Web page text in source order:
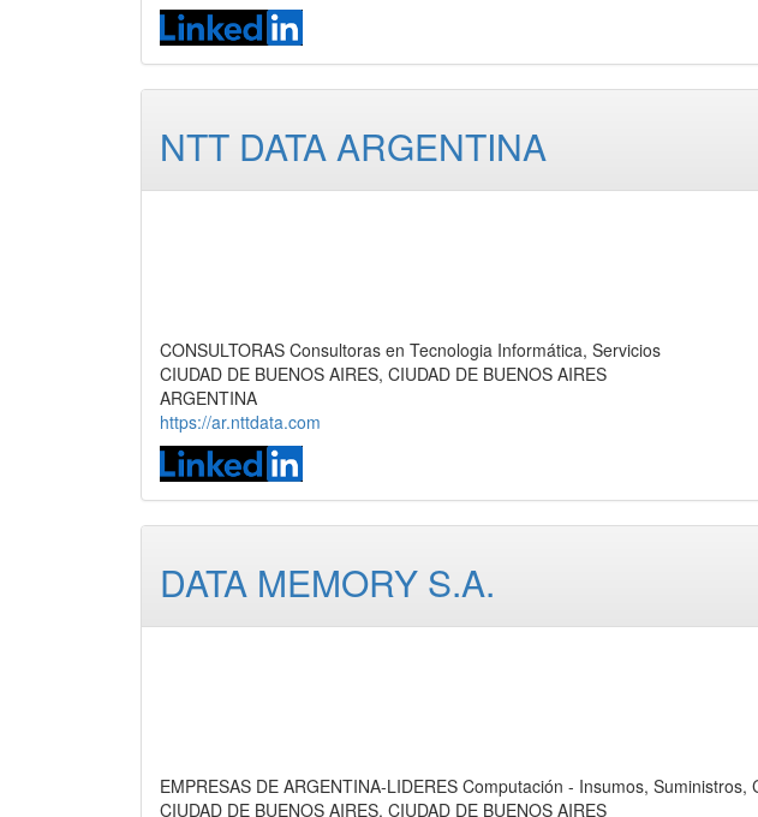
NTT DATA ARGENTINA
CONSULTORAS Consultoras en Tecnologia Informática, Servicios
CIUDAD DE BUENOS AIRES, CIUDAD DE BUENOS AIRES
ARGENTINA
https://ar.nttdata.com
DATA MEMORY S.A.
EMPRESAS DE ARGENTINA-LIDERES Computación - Insumos, Suministros,
CIUDAD DE BUENOS AIRES, CIUDAD DE BUENOS AIRES